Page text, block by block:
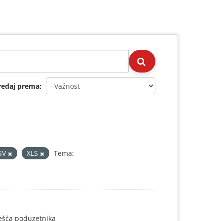
prema
XLS
Tema:
poduzetnika